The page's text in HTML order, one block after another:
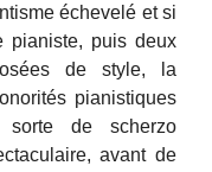
échevelé et si
pianiste, puis deux
de style, la
pianistiques
sorte de scherzo
avant de